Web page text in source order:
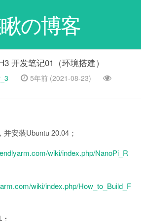
の博客
开发笔记01（环境搭建）
5年前 (2021-08-23)
安装Ubuntu 20.04；
wiki/index.php/NanoPi_R
wiki/index.php/How_to_Build_F